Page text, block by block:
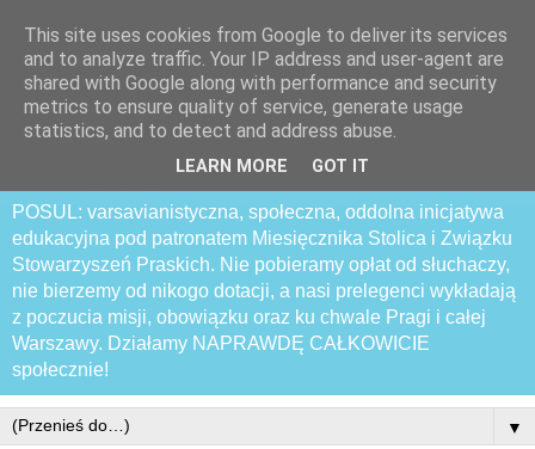
Praski Otwarty
Samozwańczy Uniwersytet
POSUL: varsavianistyczna, społeczna, oddolna inicjatywa
edukacyjna pod patronatem Miesięcznika Stolica i Związku
Stowarzyszeń Praskich. Nie pobieramy opłat od słuchaczy,
nie bierzemy od nikogo dotacji, a nasi prelegenci wykładają
z poczucia misji, obowiązku oraz ku chwale Pragi i całej
Warszawy. Działamy NAPRAWDĘ CAŁKOWICIE
społecznie!
▼
This site uses cookies from Google to deliver its services
and to analyze traffic. Your IP address and user-agent are
shared with Google along with performance and security
metrics to ensure quality of service, generate usage
statistics, and to detect and address abuse.
LEARN MORE GOT IT